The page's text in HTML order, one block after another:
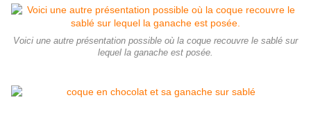
Voici une autre présentation possible où la coque recouvre le sablé sur
lequel la ganache est posée.